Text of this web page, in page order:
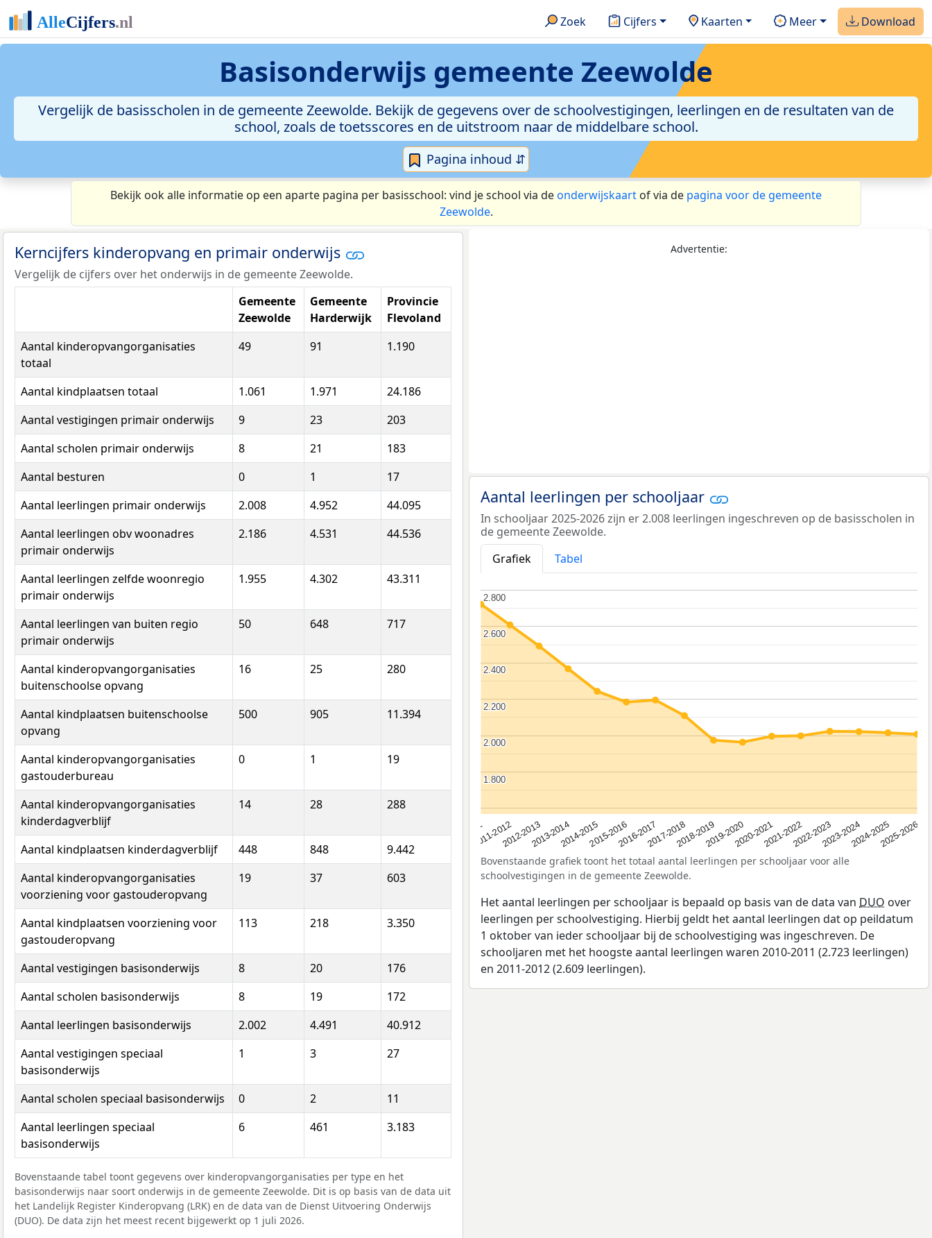
Zoek Cijfers Kaarten Meer Download
Basisonderwijs gemeente Zeewolde
Vergelijk de basisscholen in de gemeente Zeewolde. Bekijk de gegevens over de schoolvestigingen, leerlingen en de resultaten van de
school, zoals de toetsscores en de uitstroom naar de middelbare school.
Pagina inhoud ⇵
Bekijk ook alle informatie op een aparte pagina per basisschool: vind je school via deonderwijskaart of via de pagina voor de gemeente
Zeewolde.
Kerncijfers kinderopvang en primair onderwijs
Vergelijk de cijfers over het onderwijs in de gemeente Zeewolde.
Gemeente
Zeewolde
Gemeente
Harderwijk
Provincie
Flevoland
Aantal kinderopvangorganisaties
totaal
49 91 1.190
Aantal kindplaatsen totaal 1.061 1.971
24.186
Aantal vestigingen primair onderwijs
9 23
203
Aantal scholen primair onderwijs
8 21
183
Aantal besturen
0 1
17
Aantal leerlingen primair onderwijs
2.008 4.952
44.095
Aantal leerlingen obv woonadres
primair onderwijs
2.186 4.531 44.536
Aantal leerlingen zelfde woonregio
primair onderwijs
1.955 4.302 43.311
Aantal leerlingen van buiten regio
primair onderwijs
50 648 717
Aantal kinderopvangorganisaties
buitenschoolse opvang
16 25 280
Aantal kindplaatsen buitenschoolse
opvang
500 905 11.394
Aantal kinderopvangorganisaties
gastouderbureau
0 1 19
Aantal kinderopvangorganisaties
kinderdagverblijf
14 28 288
Aantal kindplaatsen kinderdagverblijf 448 848
9.442
Aantal kinderopvangorganisaties
voorziening voor gastouderopvang
19 37 603
Aantal kindplaatsen voorziening voor
gastouderopvang
113 218 3.350
Aantal vestigingen basisonderwijs 8 20
176
Aantal scholen basisonderwijs
8 19
172
Aantal leerlingen basisonderwijs
2.002 4.491
40.912
Aantal vestigingen speciaal
basisonderwijs
1 3 27
Aantal scholen speciaal basisonderwijs 0 2
11
Aantal leerlingen speciaal
basisonderwijs
6 461 3.183
Bovenstaande tabel toont gegevens over kinderopvangorganisaties per type en het
basisonderwijs naar soort onderwijs in de gemeente Zeewolde. Dit is op basis van de data uit
het Landelijk Register Kinderopvang (LRK) en de data van de Dienst Uitvoering Onderwijs
(DUO). De data zijn het meest recent bijgewerkt op 1 juli 2026.
Advertentie:
Aantal leerlingen per schooljaar
In schooljaar 2025-2026 zijn er 2.008 leerlingen ingeschreven op de basisscholen in
de gemeente Zeewolde.
Grafiek
Tabel
2010-20112011-20122012-20132013-20142014-20152015-20162016-20172017-20182018-20192019-20202020-20212021-20222022-20232023-20242024-20252025-2026
1.800
1.800
2.000
2.000
2.200
2.200
2.400
2.400
2.600
2.600
2.800
2.800
Bovenstaande grafiek toont het totaal aantal leerlingen per schooljaar voor alle
schoolvestigingen in de gemeente Zeewolde.
Het aantal leerlingen per schooljaar is bepaald op basis van de data van DUO over
leerlingen per schoolvestiging. Hierbij geldt het aantal leerlingen dat op peildatum
1 oktober van ieder schooljaar bij de schoolvestiging was ingeschreven. De
schooljaren met het hoogste aantal leerlingen waren 2010-2011 (2.723 leerlingen)
en 2011-2012 (2.609 leerlingen).